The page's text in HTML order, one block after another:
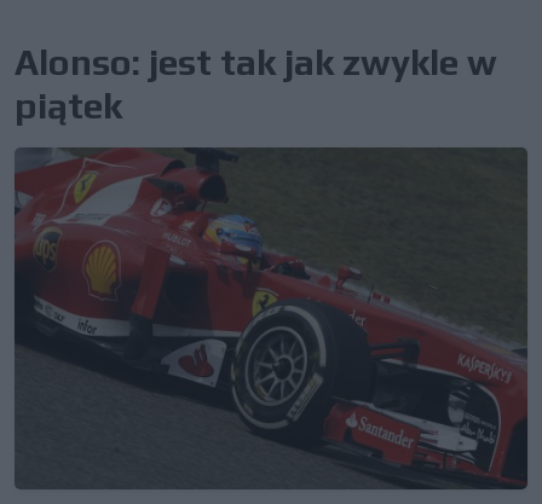
Alonso: jest tak jak zwykle w
piątek